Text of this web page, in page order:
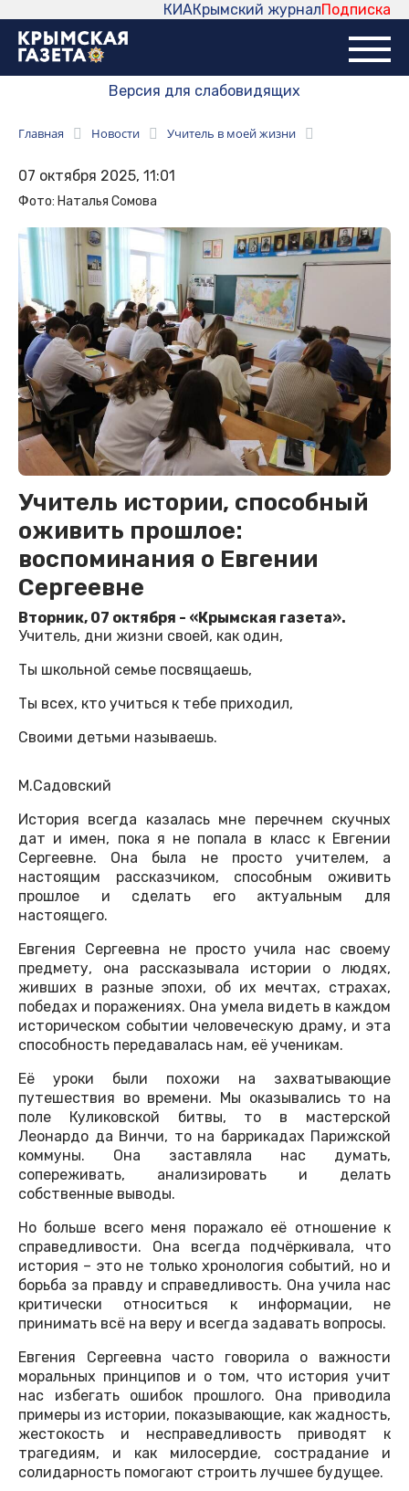
Подписка
Крымский журнал
КИА
Версия для слабовидящих
Главная Новости Учитель в моей жизни
07 октября 2025, 11:01
Фото: Наталья Сомова
Учитель истории, способный
оживить прошлое:
воспоминания о Евгении
Сергеевне
Вторник, 07 октября - «Крымская газета».
Учитель, дни жизни своей, как один,
Ты школьной семье посвящаешь,
Ты всех, кто учиться к тебе приходил,
Своими детьми называешь.
М.Садовский
История всегда казалась мне перечнем скучных
дат и имен, пока я не попала в класс к Евгении
Сергеевне. Она была не просто учителем, а
настоящим рассказчиком, способным оживить
прошлое и сделать его актуальным для
настоящего.
Евгения Сергеевна не просто учила нас своему
предмету, она рассказывала истории о людях,
живших в разные эпохи, об их мечтах, страхах,
победах и поражениях. Она умела видеть в каждом
историческом событии человеческую драму, и эта
способность передавалась нам, её ученикам.
Её уроки были похожи на захватывающие
путешествия во времени. Мы оказывались то на
поле Куликовской битвы, то в мастерской
Леонардо да Винчи, то на баррикадах Парижской
коммуны. Она заставляла нас думать,
сопереживать, анализировать и делать
собственные выводы.
Но больше всего меня поражало её отношение к
справедливости. Она всегда подчёркивала, что
история – это не только хронология событий, но и
борьба за правду и справедливость. Она учила нас
критически относиться к информации, не
принимать всё на веру и всегда задавать вопросы.
Евгения Сергеевна часто говорила о важности
моральных принципов и о том, что история учит
нас избегать ошибок прошлого. Она приводила
примеры из истории, показывающие, как жадность,
жестокость и несправедливость приводят к
трагедиям, и как милосердие, сострадание и
солидарность помогают строить лучшее будущее.